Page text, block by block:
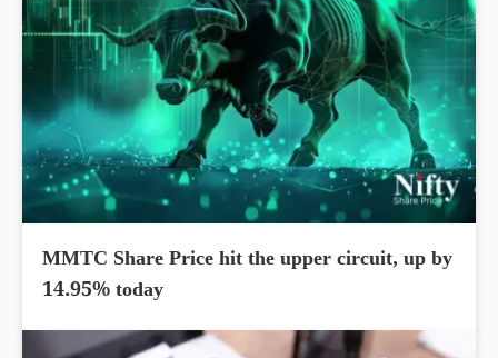
MMTC Share Price hit the upper circuit, up by
14.95% today